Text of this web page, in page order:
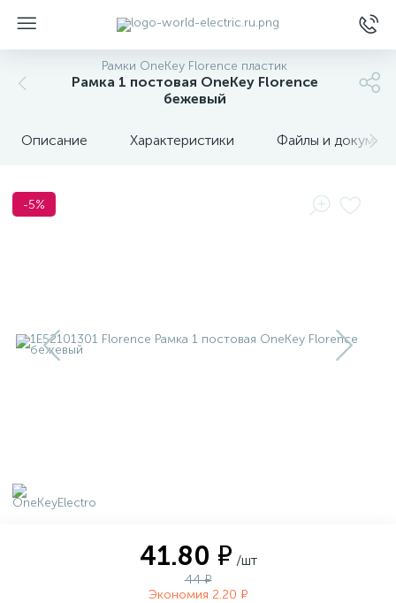
Рамки OneKey Florence пластик
Рамка 1 постовая OneKey Florence
бежевый
Описание Характеристики Файлы и
-5%
41.80 ₽ /шт
44 ₽
Экономия 2.20 ₽